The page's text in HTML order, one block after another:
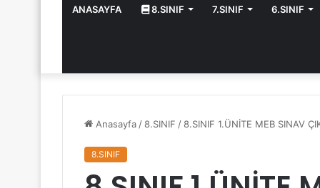
ANASAYFA 8.SINIF 7.SINIF 6.SINIF
Anasayfa /8.SINIF /8.SINIF 1.ÜNİTE MEB SINAV
8.SINIF